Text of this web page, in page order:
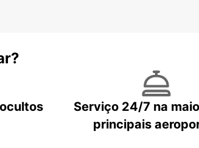
Serviço 24/7 na
principais